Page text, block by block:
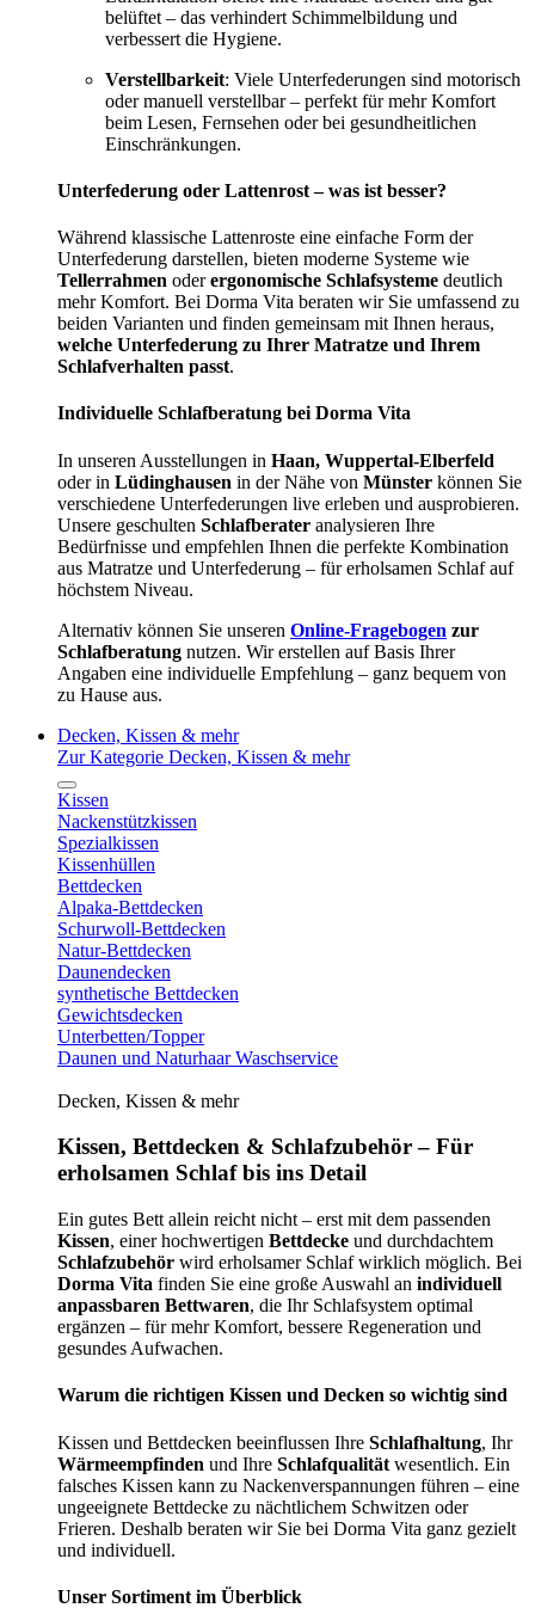
belüftet – das verhindert Schimmelbildung und
verbessert die Hygiene.
Verstellbarkeit: Viele Unterfederungen sind motorisch
oder manuell verstellbar – perfekt für mehr Komfort
beim Lesen, Fernsehen oder bei gesundheitlichen
Einschränkungen.
Unterfederung oder Lattenrost – was ist besser?
Während klassische Lattenroste eine einfache Form der
Unterfederung darstellen, bieten moderne Systeme wie
Tellerrahmen oderergonomische Schlafsysteme deutlich
mehr Komfort. Bei Dorma Vita beraten wir Sie umfassend zu
beiden Varianten und finden gemeinsam mit Ihnen heraus,
welche Unterfederung zu Ihrer Matratze und Ihrem
Schlafverhalten passt.
Individuelle Schlafberatung bei Dorma Vita
In unseren Ausstellungen in Haan, Wuppertal-Elberfeld
oder in Lüdinghausen in der Nähe von Münster können Sie
verschiedene Unterfederungen live erleben und ausprobieren.
Unsere geschulten Schlafberater analysieren Ihre
Bedürfnisse und empfehlen Ihnen die perfekte Kombination
aus Matratze und Unterfederung – für erholsamen Schlaf auf
höchstem Niveau.
Alternativ können Sie unseren Online-Fragebogen zur
Schlafberatung nutzen. Wir erstellen auf Basis Ihrer
Angaben eine individuelle Empfehlung – ganz bequem von
zu Hause aus.
Decken, Kissen & mehr
Zur Kategorie Decken, Kissen & mehr
Kissen
Nackenstützkissen
Spezialkissen
Kissenhüllen
Bettdecken
Alpaka-Bettdecken
Schurwoll-Bettdecken
Natur-Bettdecken
Daunendecken
synthetische Bettdecken
Gewichtsdecken
Unterbetten/Topper
Daunen und Naturhaar Waschservice
Decken, Kissen & mehr
Kissen, Bettdecken & Schlafzubehör – Für
erholsamen Schlaf bis ins Detail
Ein gutes Bett allein reicht nicht – erst mit dem passenden
Kissen, einer hochwertigen Bettdecke und durchdachtem
Schlafzubehör wird erholsamer Schlaf wirklich möglich. Bei
Dorma Vita finden Sie eine große Auswahl an individuell
anpassbaren Bettwaren, die Ihr Schlafsystem optimal
ergänzen – für mehr Komfort, bessere Regeneration und
gesundes Aufwachen.
Warum die richtigen Kissen und Decken so wichtig sind
Kissen und Bettdecken beeinflussen Ihre Schlafhaltung, Ihr
Wärmeempfinden und Ihre Schlafqualität wesentlich. Ein
falsches Kissen kann zu Nackenverspannungen führen – eine
ungeeignete Bettdecke zu nächtlichem Schwitzen oder
Frieren. Deshalb beraten wir Sie bei Dorma Vita ganz gezielt
und individuell.
Unser Sortiment im Überblick